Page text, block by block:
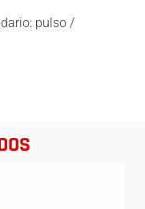
pulso /